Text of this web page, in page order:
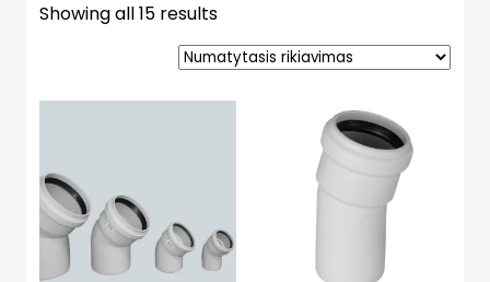
Showing all 15 results